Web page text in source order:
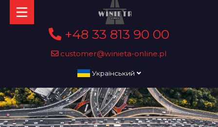
+48 33 813 90 00
customer@winieta-online.pl
Український